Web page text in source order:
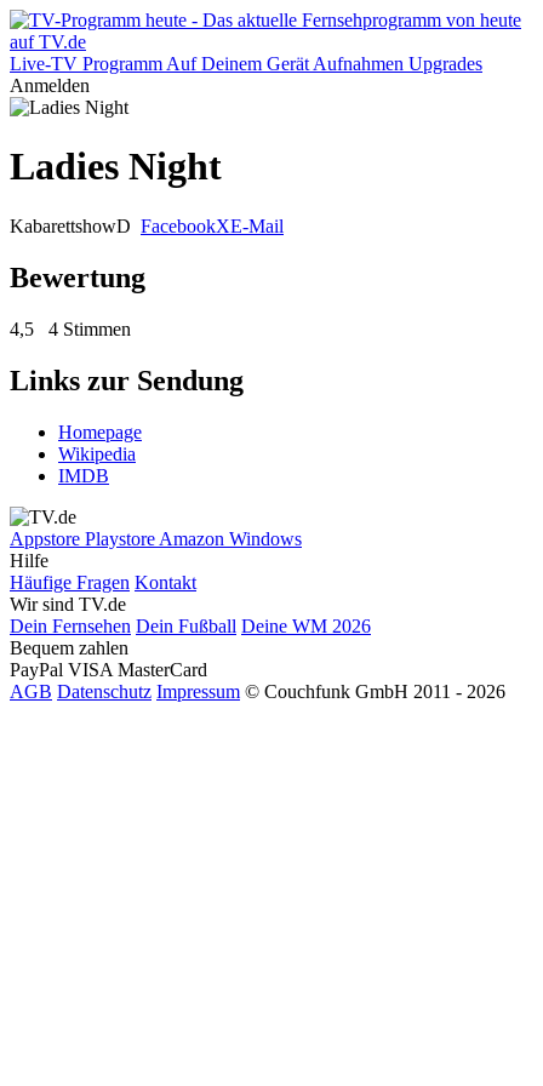
Live-TV Programm Auf Deinem Gerät Aufnahmen Upgrades
Anmelden
Ladies Night
KabarettshowD FacebookXE-Mail
Bewertung
4,5 4 Stimmen
Links zur Sendung
Homepage
Wikipedia
IMDB
Appstore Playstore Amazon Windows
Hilfe
Häufige Fragen Kontakt
Wir sind TV.de
Dein Fernsehen Dein Fußball Deine WM 2026
Bequem zahlen
PayPal VISA MasterCard
AGB Datenschutz Impressum © Couchfunk GmbH 2011 - 2026